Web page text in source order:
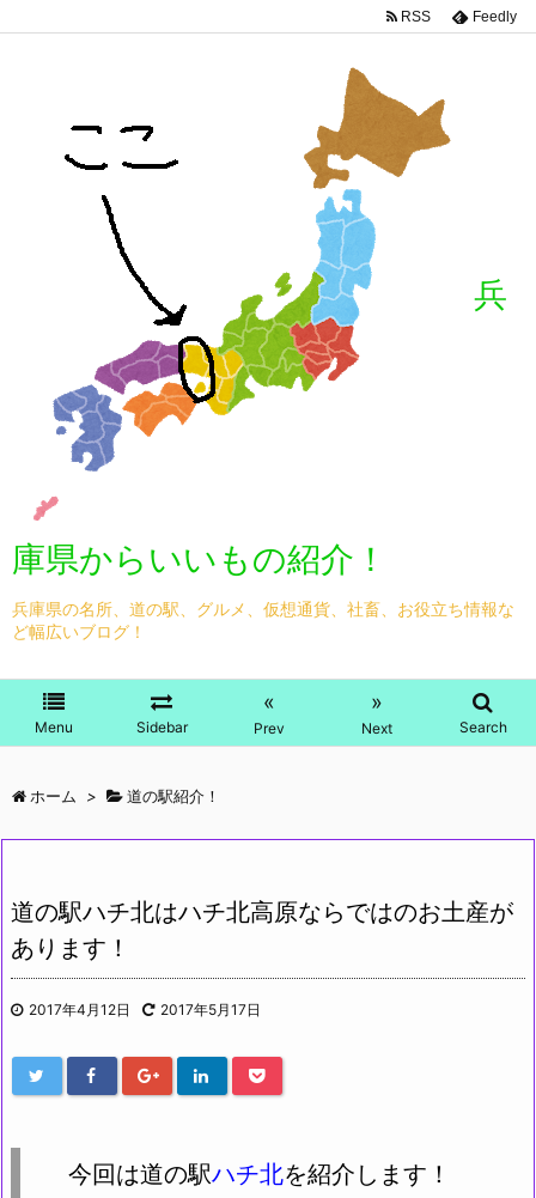
兵
庫県からいいもの紹介！
兵庫県の名所、道の駅、グルメ、仮想通貨、社畜、お役立ち情報な
ど幅広いブログ！
Menu Sidebar
«
Prev
»
Next Search
RSS Feedly
ホーム > 道の駅紹介！
道の駅ハチ北はハチ北高原ならではのお土産が
あります！
2017年4月12日 2017年5月17日
今回は道の駅ハチ北を紹介します！